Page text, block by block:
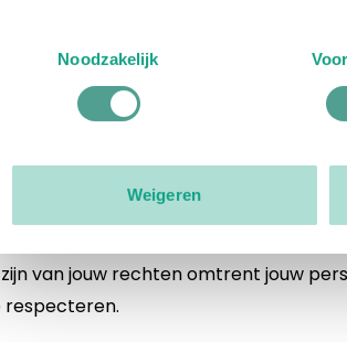
Noodzakelijk
Weigeren
jouw persoonsgegevens beperken
zijn voor de doeleinden waarvoor ze
uitdrukkelijke toestemming als wij
jouw persoonsgegevens;
en organisatorische
persoonsgegevens gewaarborgd
doorgeven aan andere
doeleinden waarvoor ze zijn verstrekt;
van jouw rechten omtrent jouw
respecteren.